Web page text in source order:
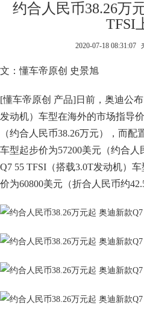
约合人民币38.26万
TFSI
2020-07-18 08:31:07
文：懂车帝原创 史景旭
[懂车帝原创 产品]日前，奥迪公
发动机）车型在海外的市场指导
（约合人民币38.26万元），而配
车型起步价为57200美元（约合
Q7 55 TFSI（搭载3.0T发动机）
价为60800美元（折合人民币约